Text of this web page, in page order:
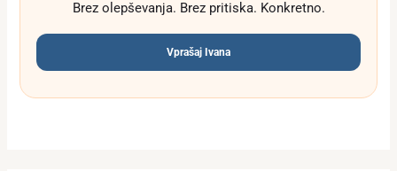
Brez olepševanja. Brez pritiska. Konkretno.
Vprašaj Ivana